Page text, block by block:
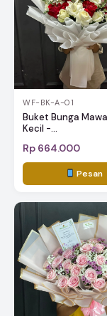
WF-BK-A-01
Buket Bunga
Kecil -...
Rp 664.000
Pesan